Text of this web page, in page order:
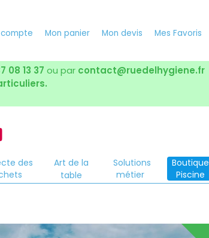
Mon panier Mon devis Mes Favoris
08 13 37 ou par contact@ruedelhygiene.fr
des
Art de la
table
Solutions
métier
Boutique
Piscine